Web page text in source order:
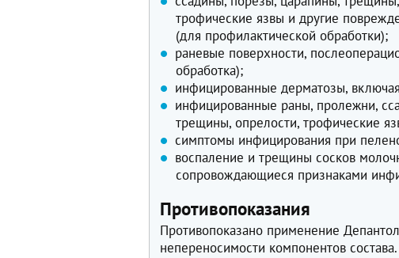
трофические язвы и другие
(для профилактической обработки);
раневые поверхности,
обработка);
инфицированные дерматозы,
инфицированные раны, пролежни,
трещины, опрелости, трофические
симптомы инфицирования при
воспаление и трещины сосков
сопровождающиеся признаками
Противопоказания
Противопоказано применение
непереносимости компонентов состава.